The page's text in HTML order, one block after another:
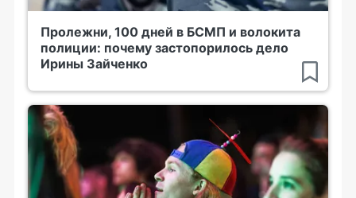
Пролежни, 100 дней в БСМП и волокита
полиции: почему застопорилось дело
Ирины Зайченко